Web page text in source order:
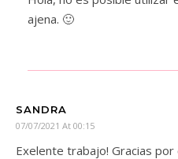
ajena. 🙂
SANDRA
07/07/2021 At 00:15
Exelente trabajo! Gracias por